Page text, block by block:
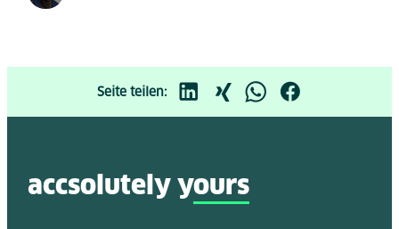
Seite teilen:
accsolutely yours